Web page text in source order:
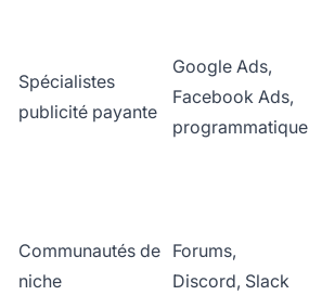
Spécialistes
publicité payante
Google Ads,
Facebook Ads,
programmatique
Communautés de
niche
Forums,
Discord, Slack